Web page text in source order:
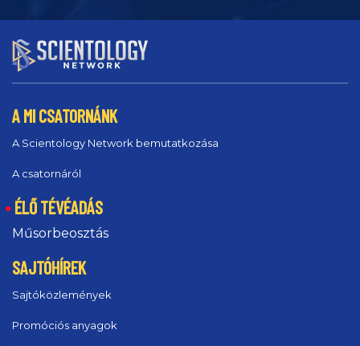
A MI CSATORNÁNK
A Scientology Network bemutatkozása
A csatornáról
ÉLŐ TÉVÉADÁS
Műsorbeosztás
SAJTÓHÍREK
Sajtóközlemények
Promóciós anyagok